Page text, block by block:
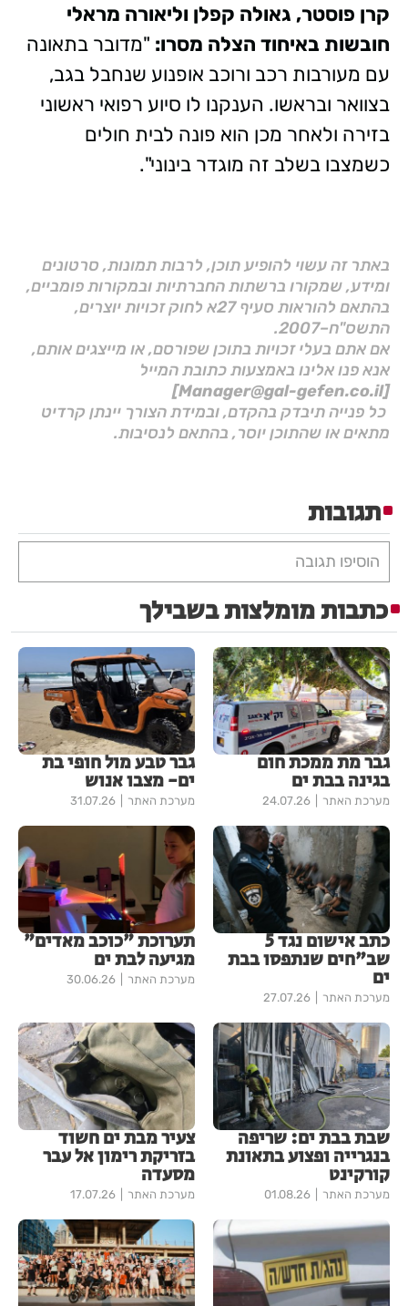
קרן פוסטר, גאולה קפלן וליאורה מראלי
חובשות באיחוד הצלה מסרו: "מדובר בתאונה
עם מעורבות רכב ורוכב אופנוע שנחבל בגב,
בצוואר ובראשו. הענקנו לו סיוע רפואי ראשוני
בזירה ולאחר מכן הוא פונה לבית חולים
כשמצבו בשלב זה מוגדר בינוני".
באתר זה עשוי להופיע תוכן, לרבות תמונות, סרטונים
ומידע, שמקורו ברשתות החברתיות ובמקורות פומביים,
בהתאם להוראות סעיף 27א לחוק זכויות יוצרים,
התשס"ח–2007.
אם אתם בעלי זכויות בתוכן שפורסם, או מייצגים אותם,
אנא פנו אלינו באמצעות כתובת המייל
[Manager@gal-gefen.co.il]
כל פנייה תיבדק בהקדם, ובמידת הצורך יינתן קרדיט
מתאים או שהתוכן יוסר, בהתאם לנסיבות.
תגובות
הוסיפו תגובה
כתבות מומלצות בשבילך
גבר מת ממכת חום
בגינה בבת ים
מערכת האתר 24.07.26
גבר טבע מול חופי בת
ים- מצבו אנוש
מערכת האתר 31.07.26
כתב אישום נגד 5
שב"חים שנתפסו בבת
ים
מערכת האתר 27.07.26
תערוכת "כוכב מאדים"
מגיעה לבת ים
מערכת האתר 30.06.26
שבת בבת ים: שריפה
בנגרייה ופצוע בתאונת
קורקינט
מערכת האתר 01.08.26
צעיר מבת ים חשוד
בזריקת רימון אל עבר
מסעדה
מערכת האתר 17.07.26